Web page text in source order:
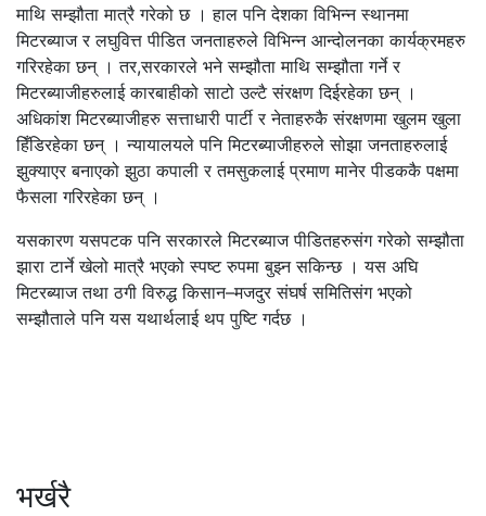
माथि सम्झौता मात्रै गरेको छ । हाल पनि देशका विभिन्न स्थानमा
मिटरब्याज र लघुवित्त पीडित जनताहरुले विभिन्न आन्दोलनका कार्यक्रमहरु
गरिरहेका छन् । तर,सरकारले भने सम्झौता माथि सम्झौता गर्ने र
मिटरब्याजीहरुलाई कारबाहीको साटो उल्टै संरक्षण दिईरहेका छन् ।
अधिकांश मिटरब्याजीहरु सत्ताधारी पार्टी र नेताहरुकै संरक्षणमा खुलम खुला
हिँडिरहेका छन् । न्यायालयले पनि मिटरब्याजीहरुले सोझा जनताहरुलाई
झुक्याएर बनाएको झुठा कपाली र तमसुकलाई प्रमाण मानेर पीडककै पक्षमा
फैसला गरिरहेका छन् ।
यसकारण यसपटक पनि सरकारले मिटरब्याज पीडितहरुसंग गरेको सम्झौता
झारा टार्ने खेलो मात्रै भएको स्पष्ट रुपमा बुझ्न सकिन्छ । यस अघि
मिटरब्याज तथा ठगी विरुद्ध किसान–मजदुर संघर्ष समितिसंग भएको
सम्झौताले पनि यस यथार्थलाई थप पुष्टि गर्दछ ।
भर्खरै